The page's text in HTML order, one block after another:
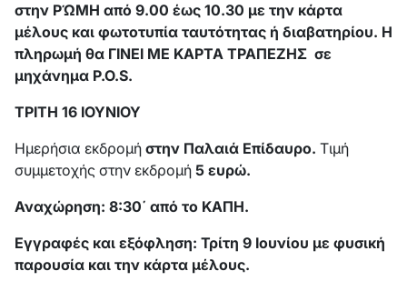
στην ΡΏΜΗ από 9.00 έως 10.30 με την κάρτα
μέλους και φωτοτυπία ταυτότητας ή διαβατηρίου. Η
πληρωμή θα ΓΙΝΕΙ ΜΕ ΚΑΡΤΑ ΤΡΑΠΕΖΗΣ σε
μηχάνημα P.O.S.
ΤΡΙΤΗ 16 ΙΟΥΝΙΟΥ
Ημερήσια εκδρομή στην Παλαιά Επίδαυρο. Τιμή
συμμετοχής στην εκδρομή 5 ευρώ.
Αναχώρηση: 8:30΄ από το ΚΑΠΗ.
Εγγραφές και εξόφληση: Τρίτη 9 Ιουνίου με φυσική
παρουσία και την κάρτα μέλους.